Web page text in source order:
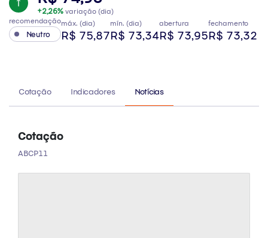
+2,26% variação (dia)
recomendação
Neutro
máx. (dia)
R$ 75,87
mín. (dia)
R$ 73,34
abertura
R$ 73,95
fechamento
R$ 73,32
Cotação Indicadores Notícias
Cotação
ABCP11